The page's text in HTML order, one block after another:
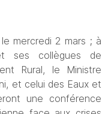
mercredi 2 mars ; à
ses collègues de
Rural, le Ministre
et celui des Eaux et
une conférence